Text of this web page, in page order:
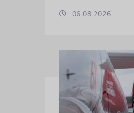
06.08.2026